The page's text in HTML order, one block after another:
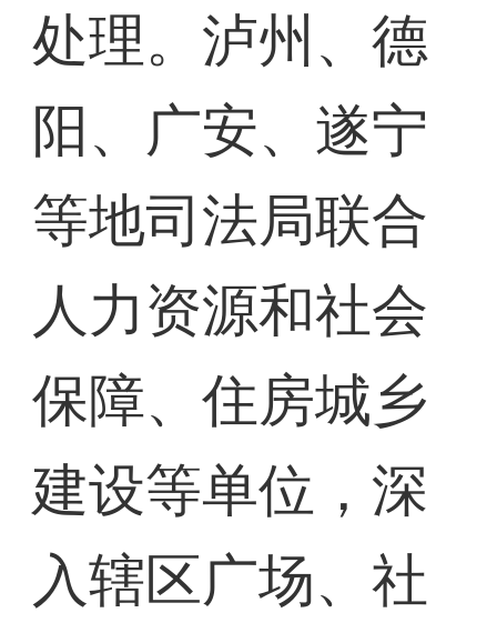
处理。泸州、德
阳、广安、遂宁
等地司法局联合
人力资源和社会
保障、住房城乡
建设等单位，深
入辖区广场、社